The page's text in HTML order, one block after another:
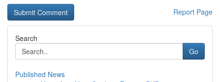
Report Page
Search
Go
Published News